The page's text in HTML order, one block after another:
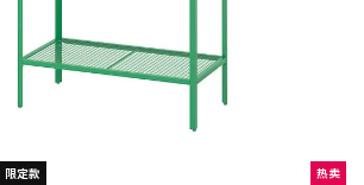
限定款 热卖